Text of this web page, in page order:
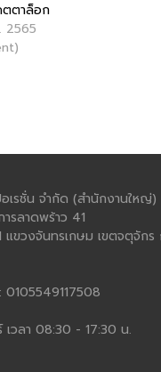
ตาล็อก
2565
รชั่น จำกัด (สำนักงานใหญ่)
รลาดพร้าว 41
ขวงจันทรเกษม เขตจตุจักร
0105549117508
เวลา 08:30 - 17:30 น.